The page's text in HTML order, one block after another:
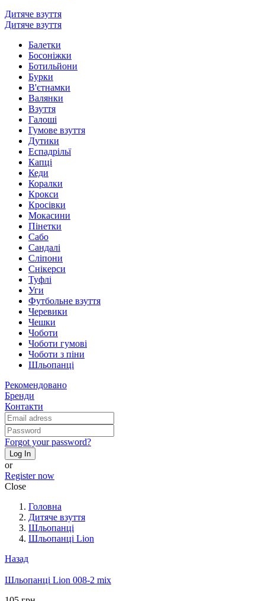
Дитяче взуття
Дитяче взуття
Балетки
Босоніжки
Ботильйони
Бурки
В'єтнамки
Валянки
Взуття
Галоші
Гумове взуття
Дутики
Еспадрільї
Капці
Кеди
Коралки
Крокси
Кросівки
Мокасини
Пінетки
Сабо
Сандалі
Сліпони
Снікерси
Туфлі
Уги
Футбольне взуття
Черевики
Чешки
Чоботи
Чоботи гумові
Чоботи з піни
Шльопанці
Рекомендовано
Бренди
Контакти
Forgot your password?
Log In
or
Register now
Close
Головна
Дитяче взуття
Шльопанці
Шльопанці Lion
Назад
Шльопанці Lion 008-2 mix